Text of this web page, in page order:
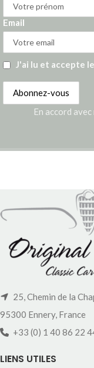
Email
J'ai lu et accepte
En accord
25, Chemin de la
95300 Ennery, France
+33 (0) 1 40 86 22
LIENS UTILES